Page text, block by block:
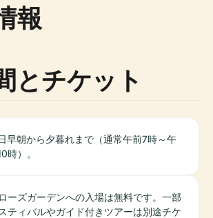
報
とチケット
早朝から夕暮れまで（通常午前7時～午
時）。
ーズガーデンへの入場は無料です。一部
ティバルやガイド付きツアーは別途チケ